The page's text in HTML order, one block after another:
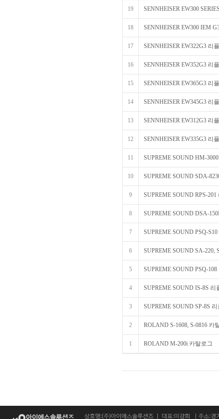
19 SENNHEISER EW300
18 SENNHEISER EW300 IEM
17 SENNHEISER EW322G3 리
16 SENNHEISER EW352G3 리
15 SENNHEISER EW365G3 리
14 SENNHEISER EW345G3 리
13 SENNHEISER EW312G3 리
12 SENNHEISER EW335G3 리
11 SUPREME SOUND HM-
10 SUPREME SOUND SDA-
9 SUPREME SOUND RPS-201
8 SUPREME SOUND DSA-
7 SUPREME SOUND PSQ-
6 SUPREME SOUND SA-220,
5 SUPREME SOUND PSQ-
4 SUPREME SOUND IS-8S 리
3 SUPREME SOUND SP-8S
2 ROLAND S-1608, S-0816 카
1 ROLAND M-200i 카탈로그